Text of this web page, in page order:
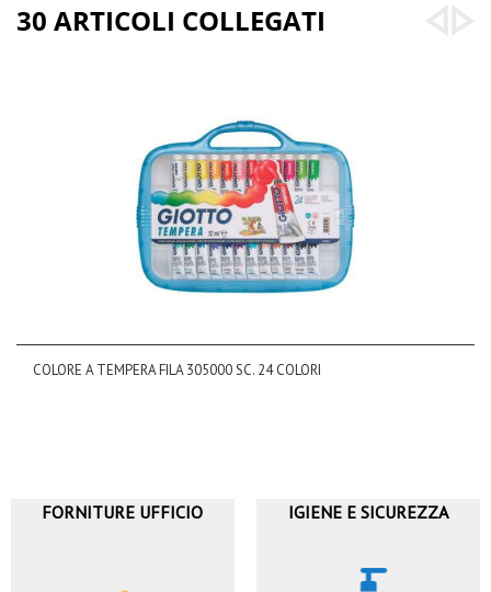
30 ARTICOLI COLLEGATI
COLORE A TEMPERA FILA 305000 SC. 24 COLORI
FORNITURE UFFICIO IGIENE E SICUREZZA